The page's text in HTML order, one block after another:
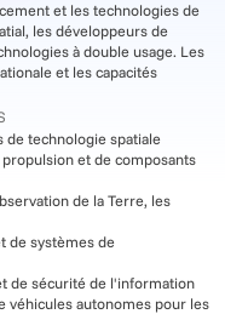
Plan du site
Brochure
À propos
et les technologies de
les développeurs de
à double usage. Les
et les capacités
de technologie spatiale
et de composants
de la Terre, les
de systèmes de
de sécurité de l'information
véhicules autonomes pour les